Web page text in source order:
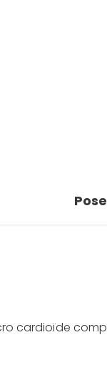
cardioïde